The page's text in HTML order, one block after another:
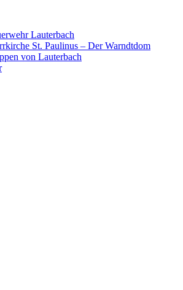
Lauterbach
St. Paulinus – Der Warndtdom
von Lauterbach